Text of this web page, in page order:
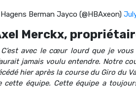
Berman Jayco (@HBAxeon)
Merckx,
avec le cœur lourd que je
jamais voulu entendre. Notre
hier après la course du Giro du
cette équipe. Cette équipe a